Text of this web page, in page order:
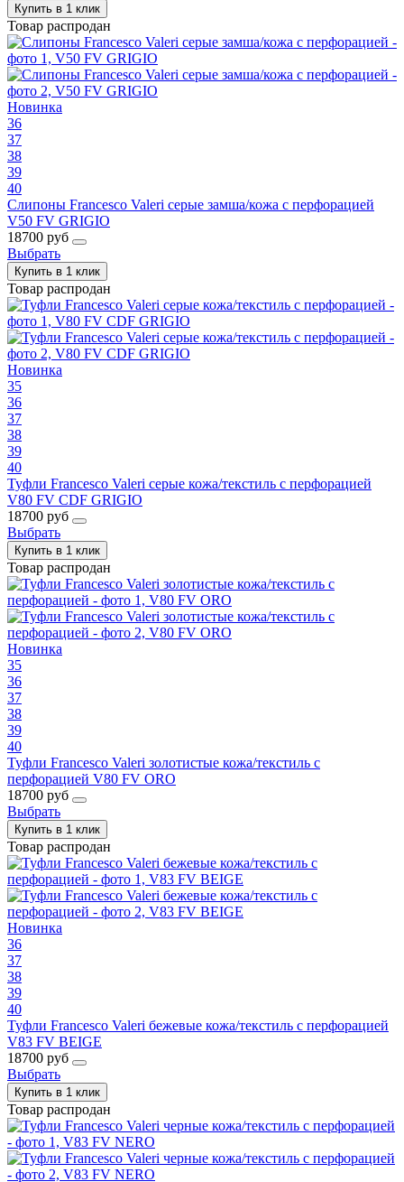
Купить в 1 клик
Товар распродан
Новинка
36
37
38
39
40
Слипоны Francesco Valeri серые замша/кожа с перфорацией
V50 FV GRIGIO
18700 руб
Выбрать
Купить в 1 клик
Товар распродан
Новинка
35
36
37
38
39
40
Туфли Francesco Valeri серые кожа/текстиль с перфорацией
V80 FV CDF GRIGIO
18700 руб
Выбрать
Купить в 1 клик
Товар распродан
Новинка
35
36
37
38
39
40
Туфли Francesco Valeri золотистые кожа/текстиль с
перфорацией V80 FV ORO
18700 руб
Выбрать
Купить в 1 клик
Товар распродан
Новинка
36
37
38
39
40
Туфли Francesco Valeri бежевые кожа/текстиль с перфорацией
V83 FV BEIGE
18700 руб
Выбрать
Купить в 1 клик
Товар распродан